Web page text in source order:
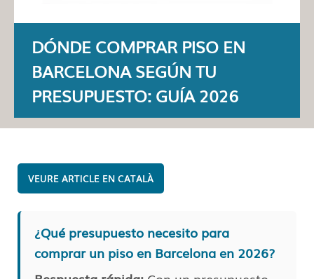
DÓNDE COMPRAR PISO EN
BARCELONA SEGÚN TU
PRESUPUESTO: GUÍA 2026
CATALÀ
¿Qué presupuesto necesito para
comprar un piso en Barcelona en 2026?